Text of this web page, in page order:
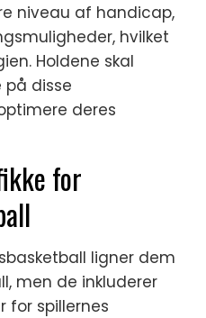
niveau af handicap,
hvilket
Holdene skal
disse
deres
for
ligner dem
men de inkluderer
for spillernes